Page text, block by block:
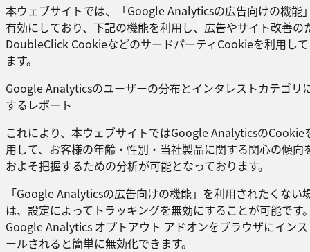
本ウェブサイトでは、「Google Analyticsの広告向けの機能
有効にしており、下記の機能を利用し、広告やサイト改善の
DoubleClick CookieなどのサードパーティCookieを利用し
ます。
Google Analyticsのユーザーの分布とインタレストカテゴリ
するレポート
これにより、本ウェブサイトではGoogle AnalyticsのCookie
用して、お客様の年齢・性別・当社製品に関する関心の傾向
およそ把握するための分析が可能となっております。
「Google Analyticsの広告向けの機能」を利用されたくない
は、設定によってトラッキングを無効にすることが可能です
Google Analytics オプトアウト アドオンをブラウザにイン
ールされると簡単に無効化できます。